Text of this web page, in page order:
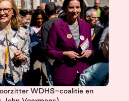
WDHS-coalitie en